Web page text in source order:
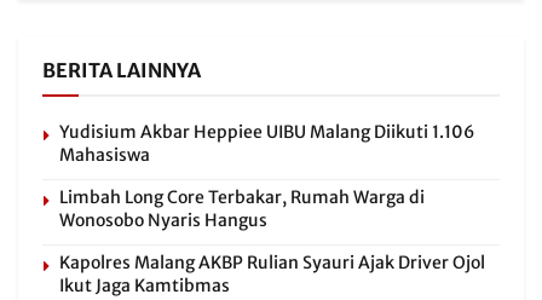
BERITA LAINNYA
Yudisium Akbar Heppiee UIBU Malang Diikuti 1.106
Mahasiswa
Limbah Long Core Terbakar, Rumah Warga di
Wonosobo Nyaris Hangus
Kapolres Malang AKBP Rulian Syauri Ajak Driver Ojol
Ikut Jaga Kamtibmas